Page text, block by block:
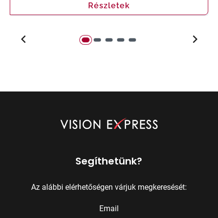
Részletek
Segíthetünk?
Az alábbi elérhetőségen várjuk megkeresését:
Email